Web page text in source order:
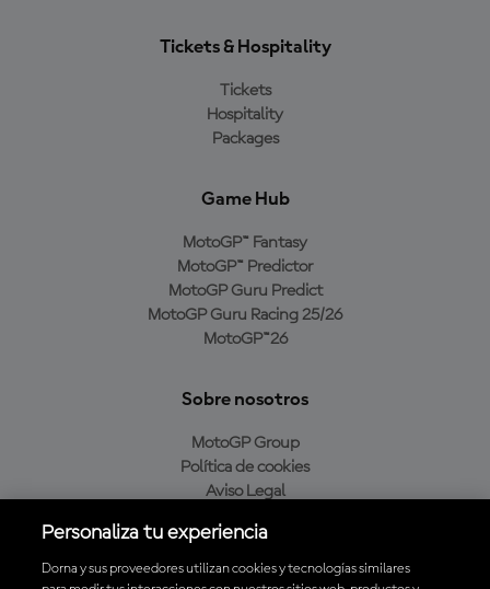
Tickets & Hospitality
Tickets
Hospitality
Packages
Game Hub
MotoGP™ Fantasy
MotoGP™ Predictor
MotoGP Guru Predict
MotoGP Guru Racing 25/26
MotoGP™26
Sobre nosotros
MotoGP Group
Política de cookies
Aviso Legal
Política de compra
Personaliza tu experiencia
Dorna y sus proveedores utilizan cookies y tecnologías similares